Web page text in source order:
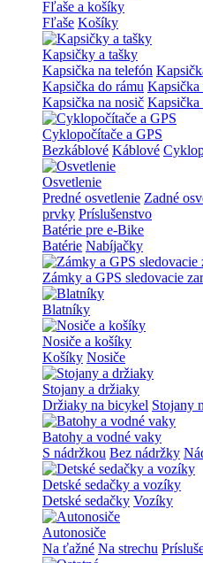
Fľaše a košíky
Fľaše Košíky
Kapsičky a tašky
Kapsička na telefón
Kapsička do rámu Kapsička
Kapsička na nosič Kapsička
Cyklopočítače a GPS
Bezkáblové Káblové
Osvetlenie
Predné osvetlenie Zadné
prvky Príslušenstvo
Batérie pre e-Bike
Batérie Nabíjačky
Zámky a GPS sledovacie
Blatníky
Nosiče a košíky
Košíky Nosiče
Stojany a držiaky
Držiaky na bicykel Stojany
Batohy a vodné vaky
S nádržkou Bez nádržky
Detské sedačky a vozíky
Detské sedačky Vozíky
Autonosiče
Na ťažné Na strechu